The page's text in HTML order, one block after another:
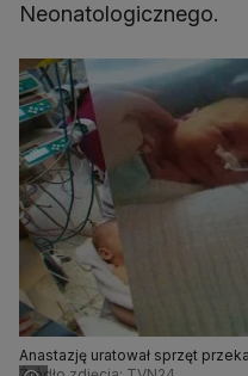
Neonatologicznego.
Anastazję uratował sprzęt